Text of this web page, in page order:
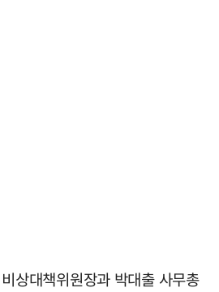
상대책위원장과 박대출 사무총